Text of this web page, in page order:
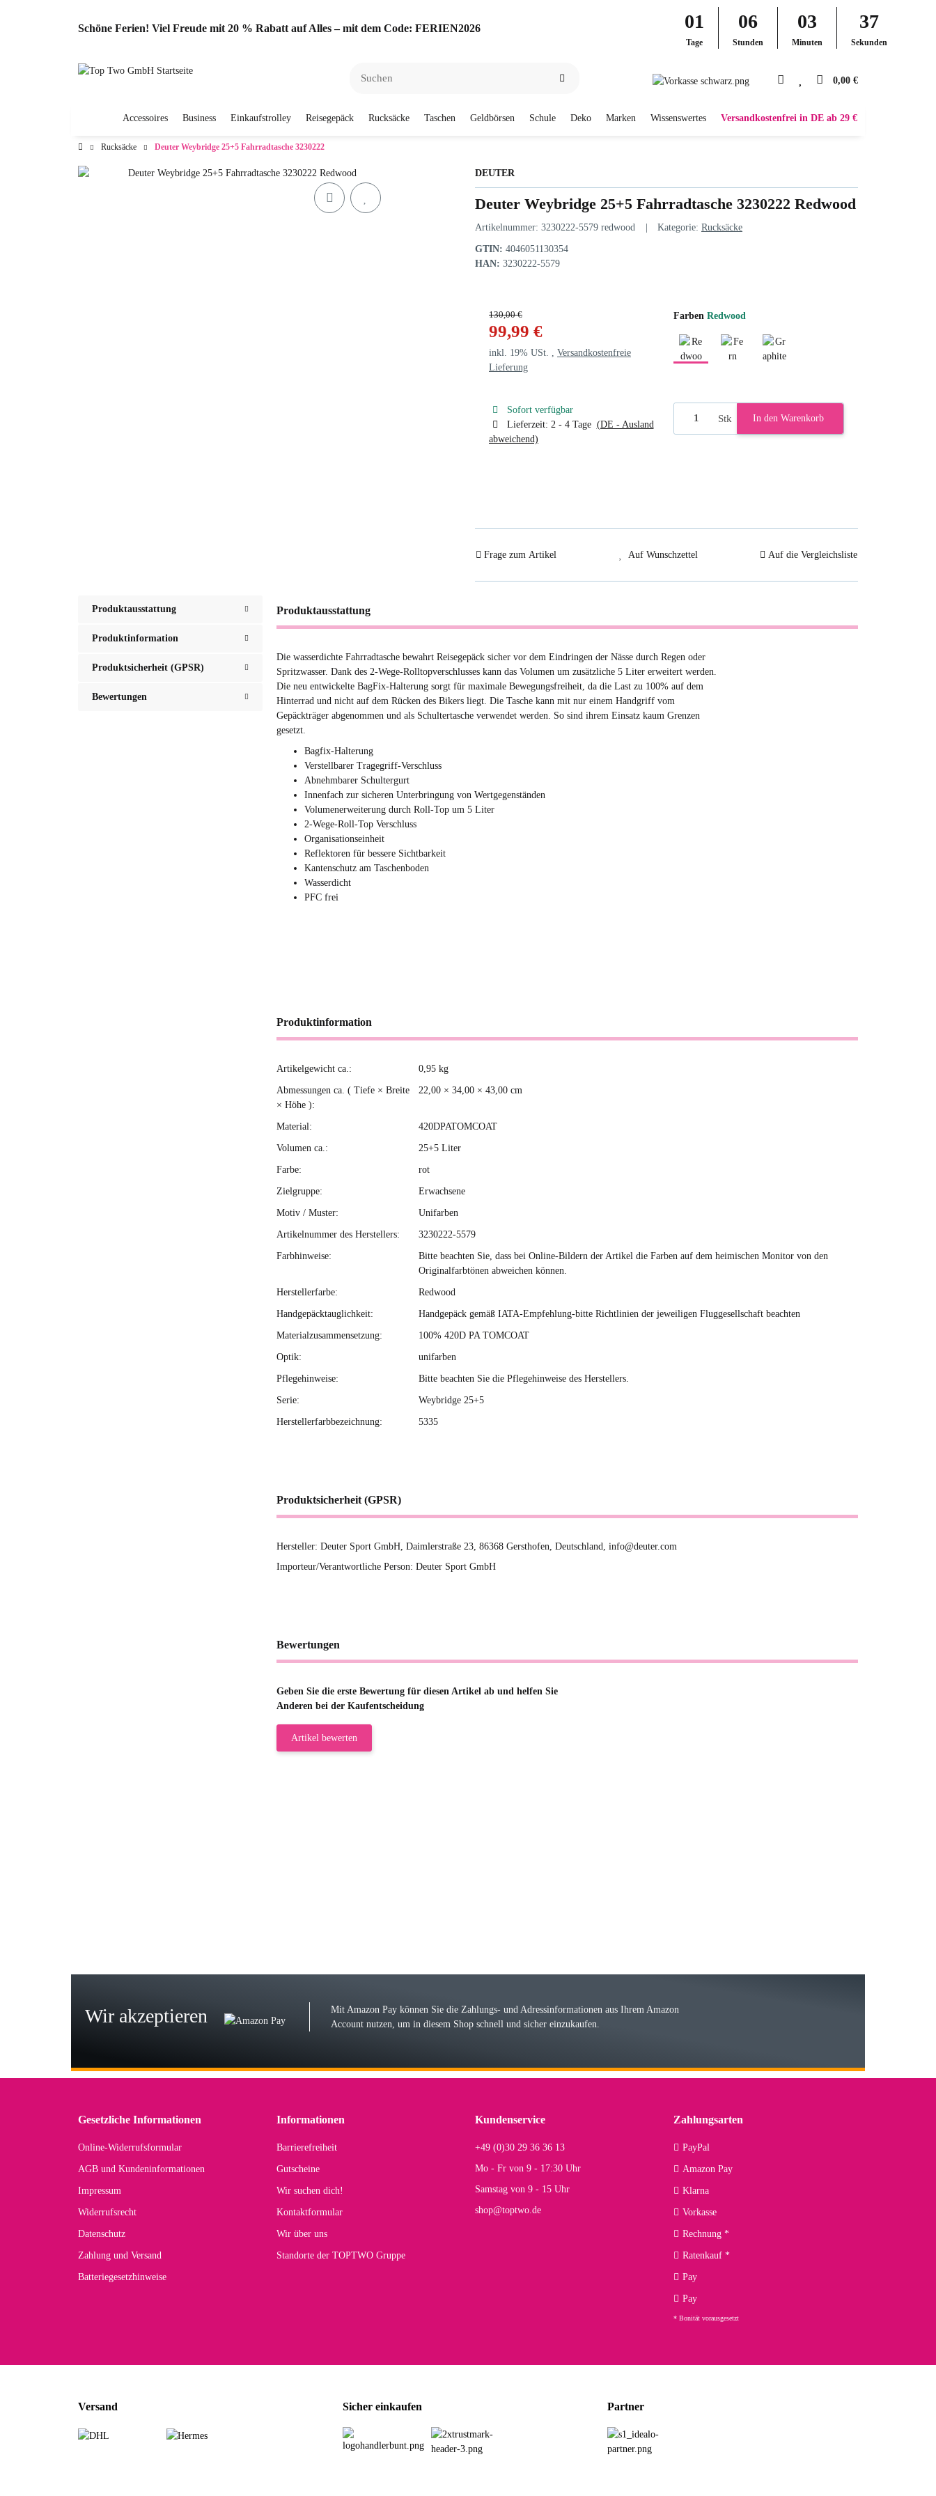
Schöne Ferien! Viel Freude mit 20 % Rabatt auf Alles – mit dem Code: FERIEN2026 01
Tage
06
Stunden
03
Minuten
36
Sekunden
0,00 €
Accessoires Business Einkaufstrolley Reisegepäck Rucksäcke Taschen Geldbörsen Schule Deko Marken Wissenswertes Versandkostenfrei in DE ab 29 €
Rucksäcke Deuter Weybridge 25+5 Fahrradtasche 3230222
DEUTER
Deuter Weybridge 25+5 Fahrradtasche 3230222 Redwood
Artikelnummer: 3230222-5579 redwood Kategorie: Rucksäcke
GTIN: 4046051130354
HAN: 3230222-5579
130,00 €
99,99 €
inkl. 19% USt. , Versandkostenfreie
Lieferung
Sofort verfügbar
Lieferzeit: 2 - 4 Tage (DE - Ausland
abweichend)
Farben Redwood
Stk In den Warenkorb
Frage zum Artikel Auf Wunschzettel Auf die Vergleichsliste
Produktausstattung
Produktinformation
Produktsicherheit (GPSR)
Bewertungen
Produktausstattung
Die wasserdichte Fahrradtasche bewahrt Reisegepäck sicher vor dem Eindringen der Nässe durch Regen oder
Spritzwasser. Dank des 2-Wege-Rolltopverschlusses kann das Volumen um zusätzliche 5 Liter erweitert werden.
Die neu entwickelte BagFix-Halterung sorgt für maximale Bewegungsfreiheit, da die Last zu 100% auf dem
Hinterrad und nicht auf dem Rücken des Bikers liegt. Die Tasche kann mit nur einem Handgriff vom
Gepäckträger abgenommen und als Schultertasche verwendet werden. So sind ihrem Einsatz kaum Grenzen
gesetzt.
Bagfix-Halterung
Verstellbarer Tragegriff-Verschluss
Abnehmbarer Schultergurt
Innenfach zur sicheren Unterbringung von Wertgegenständen
Volumenerweiterung durch Roll-Top um 5 Liter
2-Wege-Roll-Top Verschluss
Organisationseinheit
Reflektoren für bessere Sichtbarkeit
Kantenschutz am Taschenboden
Wasserdicht
PFC frei
Produktinformation
Produkteigenschaft
Wert
Artikelgewicht ca.: 0,95 kg
Abmessungen ca. ( Tiefe × Breite
× Höhe ):
22,00 × 34,00 × 43,00 cm
Material: 420DPATOMCOAT
Volumen ca.: 25+5 Liter
Farbe: rot
Zielgruppe: Erwachsene
Motiv / Muster: Unifarben
Artikelnummer des Herstellers: 3230222-5579
Farbhinweise:
Bitte beachten Sie, dass bei Online-Bildern der Artikel die Farben auf dem heimischen Monitor von den
Originalfarbtönen abweichen können.
Herstellerfarbe: Redwood
Handgepäcktauglichkeit: Handgepäck gemäß IATA-Empfehlung-bitte Richtlinien der jeweiligen Fluggesellschaft beachten
Materialzusammensetzung: 100% 420D PA TOMCOAT
Optik: unifarben
Pflegehinweise: Bitte beachten Sie die Pflegehinweise des Herstellers.
Serie: Weybridge 25+5
Herstellerfarbbezeichnung: 5335
Produktsicherheit (GPSR)
Hersteller: Deuter Sport GmbH, Daimlerstraße 23, 86368 Gersthofen, Deutschland, info@deuter.com
Importeur/Verantwortliche Person: Deuter Sport GmbH
Bewertungen
Geben Sie die erste Bewertung für diesen Artikel ab und helfen Sie
Anderen bei der Kaufentscheidung
Artikel bewerten
Der Koffer macht einen sehr soliden Eindruck. Die Zuverlässigkeit muss sich noch in den kommenden Jahren herausstellen. Spannend wird es falls
Hans E
Wir akzeptieren
Mit Amazon Pay können Sie die Zahlungs- und Adressinformationen aus Ihrem Amazon
Account nutzen, um in diesem Shop schnell und sicher einzukaufen.
Gesetzliche Informationen
Online-Widerrufsformular
AGB und Kundeninformationen
Impressum
Widerrufsrecht
Datenschutz
Zahlung und Versand
Batteriegesetzhinweise
Informationen
Barrierefreiheit
Gutscheine
Wir suchen dich!
Kontaktformular
Wir über uns
Standorte der TOPTWO Gruppe
Kundenservice
+49 (0)30 29 36 36 13
Mo - Fr von 9 - 17:30 Uhr
Samstag von 9 - 15 Uhr
shop@toptwo.de
Zahlungsarten
PayPal
Amazon Pay
Klarna
Vorkasse
Rechnung *
Ratenkauf *
Pay
Pay
* Bonität vorausgesetzt
Versand Sicher einkaufen Partner